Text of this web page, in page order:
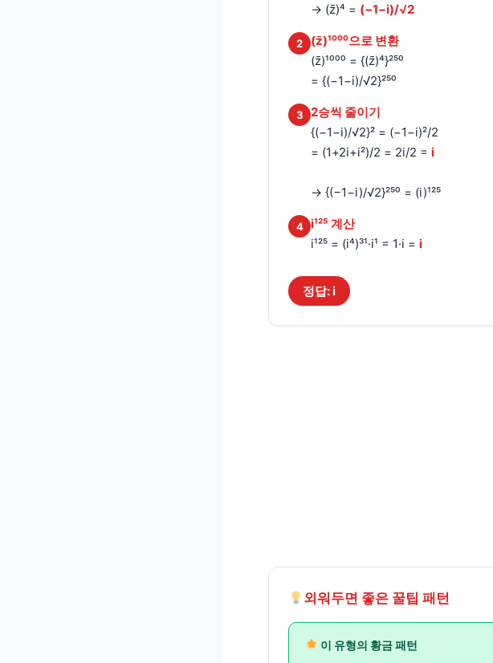
→ (z̄)⁴ = (−1−i)/√2
2
(z̄)¹⁰⁰⁰으로 변환
(z̄)¹⁰⁰⁰ = {(z̄)⁴}²⁵⁰
= {(−1−i)/√2}²⁵⁰
3
2승씩 줄이기
{(−1−i)/√2}² = (−1−i)²/2
= (1+2i+i²)/2 = 2i/2 = i
→ {(−1−i)/√2}²⁵⁰ = (i)¹²⁵
4
i¹²⁵ 계산
i¹²⁵ = (i⁴)³¹·i¹ = 1·i = i
정답: i
외워두면 좋은 꿀팁 패턴
이 유형의 황금 패턴